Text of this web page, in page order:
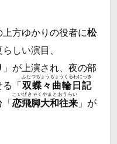
上方ゆかりの役者に松
しい演目、
」が上演され、夜の部
る「双蝶々曲輪日記
ふたつちょうちょうくるわにっき
「恋飛脚大和往来
こいびきゃくやまとおうらい
」が